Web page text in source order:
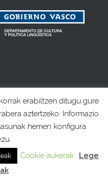
erabiltzen ditugu gure
aztertzeko. Informazio
hemen konfigura
Cookie aukerak
Lege